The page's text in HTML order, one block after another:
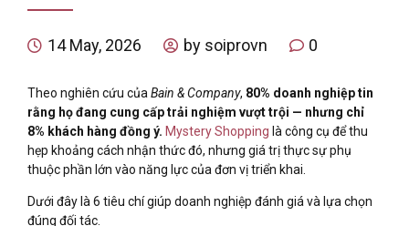
14 May, 2026 by soiprovn 0
Theo nghiên cứu của Bain & Company, 80% doanh nghiệp tin
rằng họ đang cung cấp trải nghiệm vượt trội — nhưng chỉ
8% khách hàng đồng ý. Mystery Shopping là công cụ để thu
hẹp khoảng cách nhận thức đó, nhưng giá trị thực sự phụ
thuộc phần lớn vào năng lực của đơn vị triển khai.
Dưới đây là 6 tiêu chí giúp doanh nghiệp đánh giá và lựa chọn
đúng đối tác.